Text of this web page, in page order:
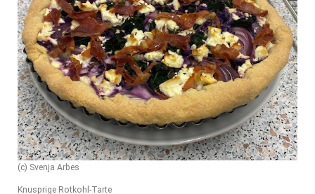
(c) Svenja Arbes
Knusprige Rotkohl-Tarte